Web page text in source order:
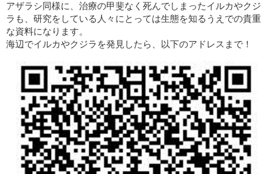
アザラシ同様に、治療の甲斐なく死んでしまったイルカやクジ
ラも、研究をしている人々にとっては生態を知るうえでの貴重
な資料になります。
海辺でイルカやクジラを発見したら、以下のアドレスまで！